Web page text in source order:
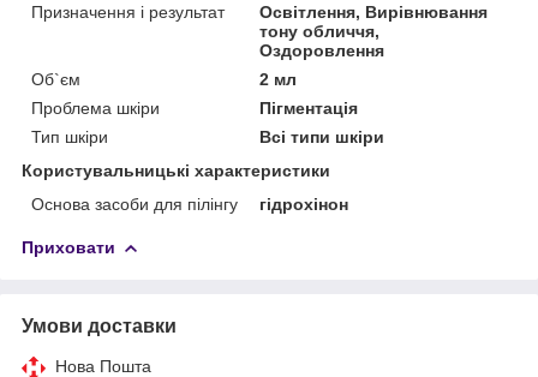
Призначення і результат
Освітлення, Вирівнювання
тону обличчя,
Оздоровлення
Об`єм
2 мл
Проблема шкіри
Пігментація
Тип шкіри
Всі типи шкіри
Користувальницькі характеристики
Основа засоби для пілінгу
гідрохінон
Приховати
Умови доставки
Нова Пошта